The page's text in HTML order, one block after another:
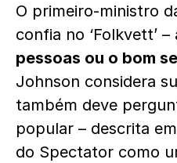
O primeiro-ministro
confia no ‘Folkvett’ –
pessoas ou o bom
Johnson considera
também deve
popular – descrita
do Spectator como